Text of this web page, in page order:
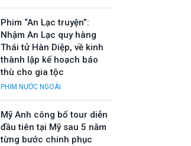
Phim “An Lạc truyện”:
Nhậm An Lạc quy hàng
Thái tử Hàn Diệp, về kinh
thành lập kế hoạch báo
thù cho gia tộc
PHIM NƯỚC NGOÀI
Mỹ Anh công bố tour diễn
đầu tiên tại Mỹ sau 5 năm
từng bước chinh phục